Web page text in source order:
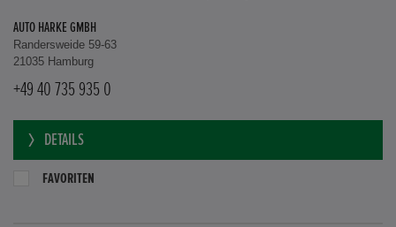
AUTO HARKE GMBH
Randersweide 59-63
21035 Hamburg
+49 40 735 935 0
DETAILS
FAVORITEN